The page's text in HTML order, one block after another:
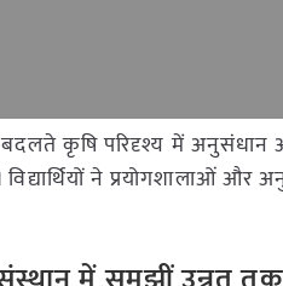
बदलते कृषि परिदृश्य में अनुसंधान
ने प्रयोगशालाओं